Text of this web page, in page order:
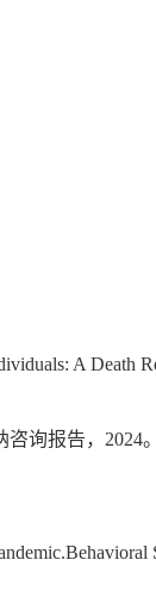
A Death
询报告， 2024。